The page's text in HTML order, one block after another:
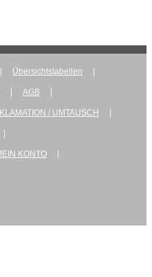
Übersichtstabellen
AGB
/ UMTAUSCH
KONTO